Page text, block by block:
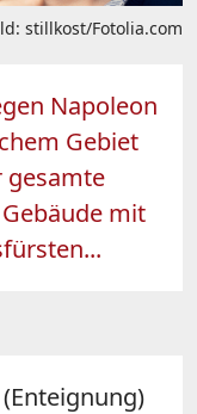
stillkost/Fotolia.com
Napoleon
Gebiet
gesamte
mit